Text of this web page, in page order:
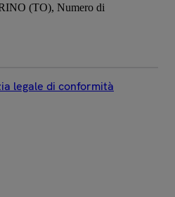
(TO), Numero di
legale di conformità